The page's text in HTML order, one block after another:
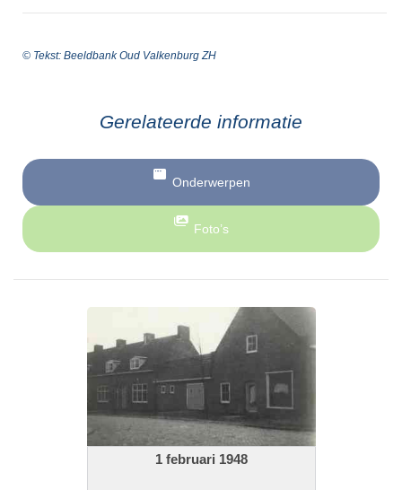
© Tekst: Beeldbank Oud Valkenburg ZH
Gerelateerde informatie
Onderwerpen
Foto’s
1 februari 1948